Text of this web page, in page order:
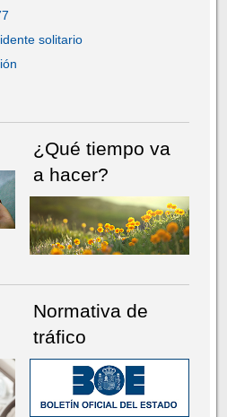
solitario
¿Qué tiempo va
a hacer?
Normativa de
tráfico